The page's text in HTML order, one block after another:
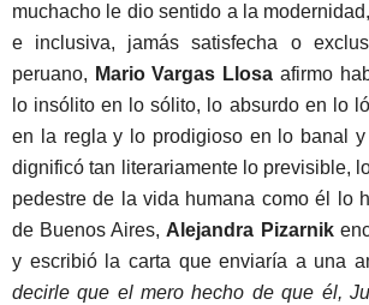
muchacho le dio sentido a la
e inclusiva, jamás satisfecha o
peruano, Mario Vargas Llosa afirmo
lo insólito en lo sólito, lo absurdo en lo
en la regla y lo prodigioso en lo banal
dignificó tan literariamente lo previsible,
pedestre de la vida humana como él lo
de Buenos Aires, Alejandra Pizarnik
y escribió la carta que enviaría a una
decirle que el mero hecho de que él,